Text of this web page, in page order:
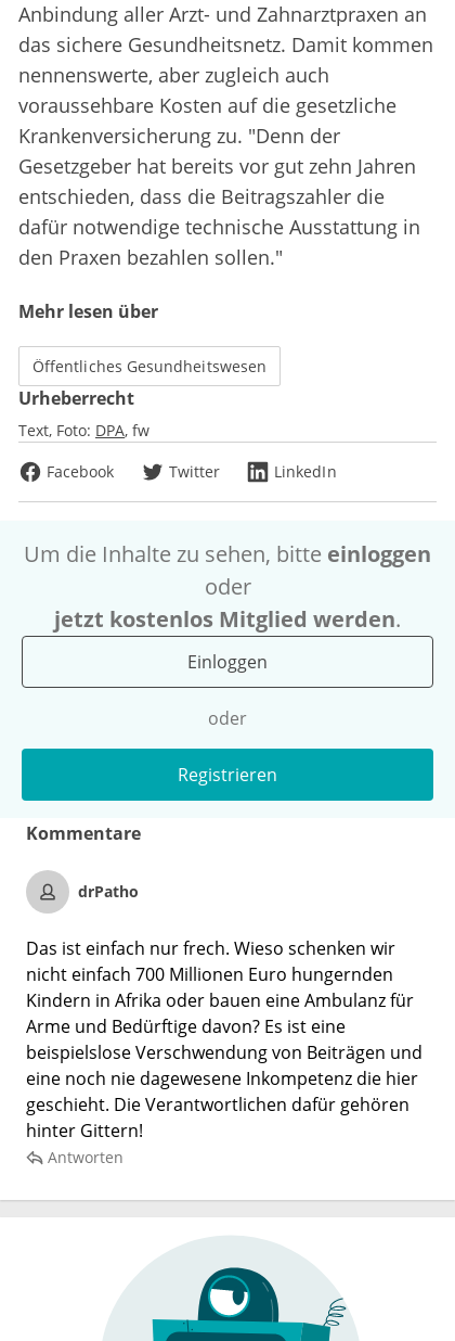
Anbindung aller Arzt- und Zahnarztpraxen an
das sichere Gesundheitsnetz. Damit kommen
nennenswerte, aber zugleich auch
voraussehbare Kosten auf die gesetzliche
Krankenversicherung zu. "Denn der
Gesetzgeber hat bereits vor gut zehn Jahren
entschieden, dass die Beitragszahler die
dafür notwendige technische Ausstattung in
den Praxen bezahlen sollen."
Mehr lesen über
Öffentliches Gesundheitswesen
Urheberrecht
Text, Foto: DPA fw
Facebook
Twitter LinkedIn
Um die Inhalte zu sehen, bitte einloggen
oder
jetzt kostenlos Mitglied werden.
Einloggen
oder
Registrieren
Kommentare
drPatho
Das ist einfach nur frech. Wieso schenken wir
nicht einfach 700 Millionen Euro hungernden
Kindern in Afrika oder bauen eine Ambulanz für
Arme und Bedürftige davon? Es ist eine
beispielslose Verschwendung von Beiträgen und
eine noch nie dagewesene Inkompetenz die hier
geschieht. Die Verantwortlichen dafür gehören
hinter Gittern!
Antworten